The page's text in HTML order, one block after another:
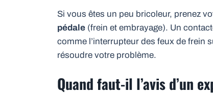
Si vous êtes un peu bricoleur, prenez
pédale (frein et embrayage). Un
comme l’interrupteur des feux de frein
résoudre votre problème.
Quand faut-il l’avis d’un